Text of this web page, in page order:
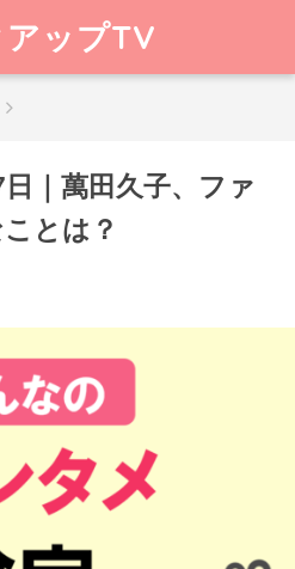
アップTV
｜萬田久子、ファ
とは？